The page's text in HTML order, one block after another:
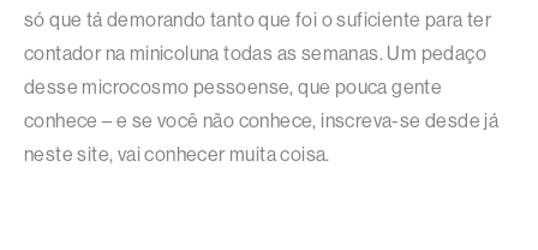
só que tá demorando tanto que foi o suficiente para ter
contador na minicoluna todas as semanas. Um pedaço
desse microcosmo pessoense, que pouca gente
conhece – e se você não conhece, inscreva-se desde já
neste site, vai conhecer muita coisa.